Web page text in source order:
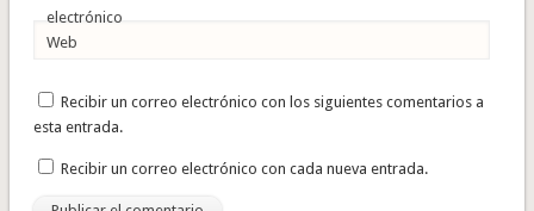
electrónico
Web
Recibir un correo electrónico con los siguientes comentarios a
esta entrada.
Recibir un correo electrónico con cada nueva entrada.